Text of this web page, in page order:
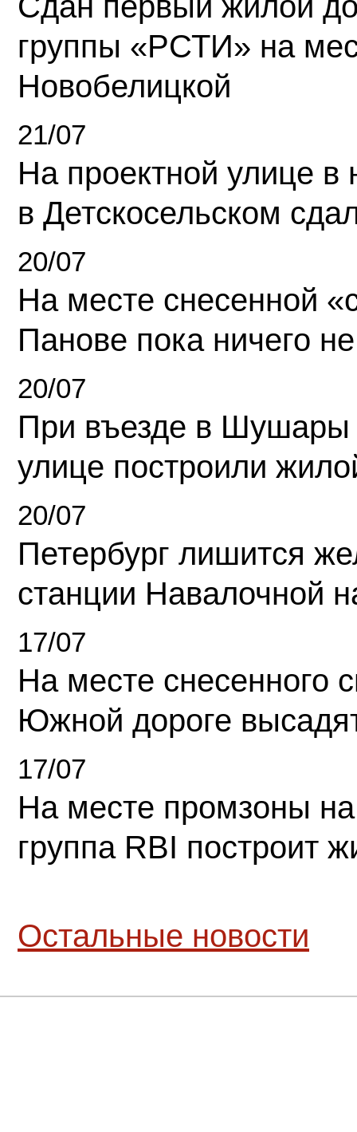
группы «РСТИ» на
Новобелицкой
21/07
На проектной улице
в Детскосельском
20/07
На месте снесенной
Панове пока ничего
20/07
При въезде в Шушары
улице построили
20/07
Петербург лишится
станции Навалочной
17/07
На месте снесенного
Южной дороге
17/07
На месте промзоны
группа RBI построит
Остальные новости